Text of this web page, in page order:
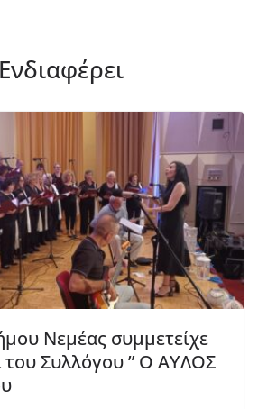
Νεμέας συμμετείχε
του Συλλόγου ” Ο ΑΥΛΟΣ